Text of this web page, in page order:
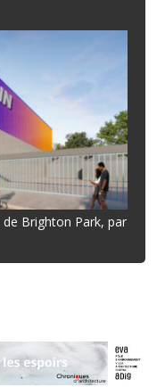
Brighton Park, par